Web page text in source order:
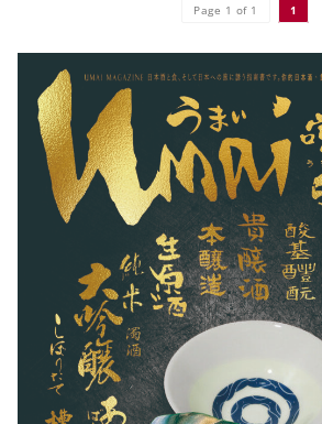
Page 1 of 1 1